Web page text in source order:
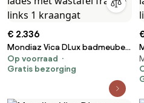
€ 2.336
Mondiaz Vica DLux badmeubel
200cm plata 4 lades met
wastafel frappe links 1
Op voorraad
Gratis bezorging